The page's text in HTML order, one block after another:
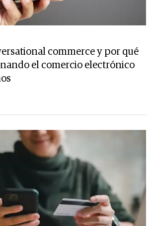
commerce y por qué
el comercio electrónico